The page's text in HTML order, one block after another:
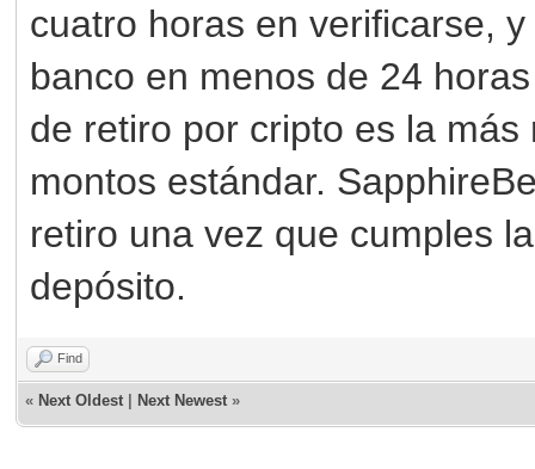
cuatro horas en verificarse,
banco en menos de 24
de retiro por cripto es la
montos estándar.
retiro una vez que cumples
depósito.
Find
« Next Oldest Next Newest »